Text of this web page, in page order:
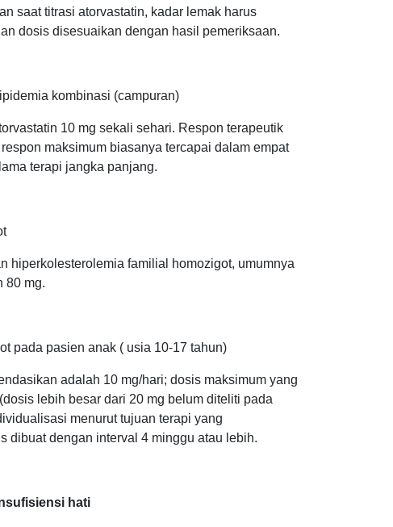
saat titrasi atorvastatin, kadar lemak harus
dosis disesuaikan dengan hasil pemeriksaan.
kombinasi (campuran)
10 mg sekali sehari. Respon terapeutik
maksimum biasanya tercapai dalam empat
terapi jangka panjang.
hiperkolesterolemia familial homozigot, umumnya
80 mg.
pada pasien anak ( usia 10-17 tahun)
adalah 10 mg/hari; dosis maksimum yang
lebih besar dari 20 mg belum diteliti pada
menurut tujuan terapi yang
dibuat dengan interval 4 minggu atau lebih.
hati